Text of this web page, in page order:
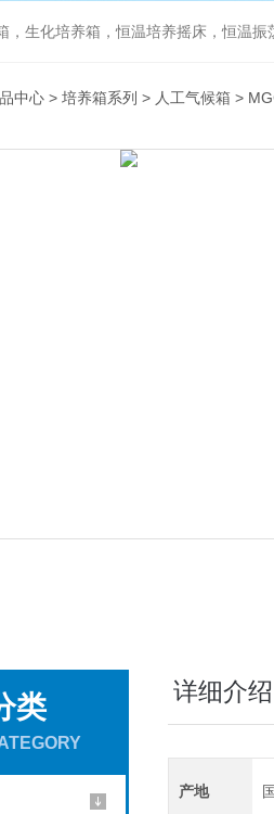
生化培养箱，恒温培养摇床，恒温振荡器
中心 > 培养箱系列 > 人工气候箱 >
类 详细介绍
产地